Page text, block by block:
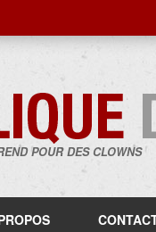
POUR DES CLOWNS